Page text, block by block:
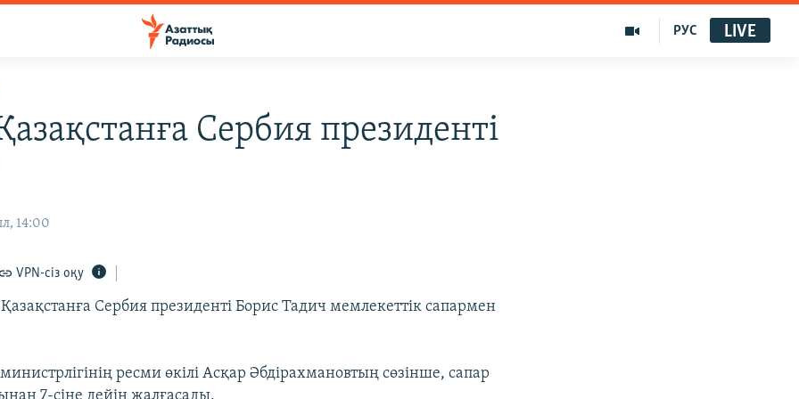
РУС LIVE
Сербия президенті
14:00
VPN-сіз оқу
Қазақстанға Сербия президенті Борис Тадич мемлекеттік сапармен
ресми өкілі Асқар Әбдірахмановтың сөзінше, сапар